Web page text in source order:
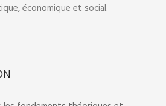
économique et social.